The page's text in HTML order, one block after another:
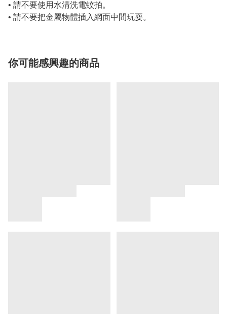
• 請不要使用水清洗電蚊拍。
• 請不要把金屬物體插入網面中間玩耍。
你可能感興趣的商品